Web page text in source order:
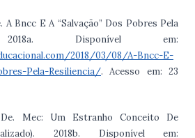
Bncc E A “Salvação” Dos Pobres Pela
2018a. Disponível em:
2018/03/08/A-Bncc-E-
Pela-Resiliencia/. Acesso em: 23
Mec: Um Estranho Conceito De
2018b. Disponível em: